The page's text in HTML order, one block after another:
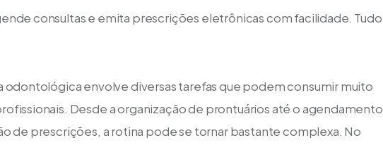
consultas e emita prescrições eletrônicas com facilidade. Tudo
odontológica envolve diversas tarefas que podem consumir muito
Desde a organização de prontuários até o agendamento
de prescrições, a rotina pode se tornar bastante complexa. No